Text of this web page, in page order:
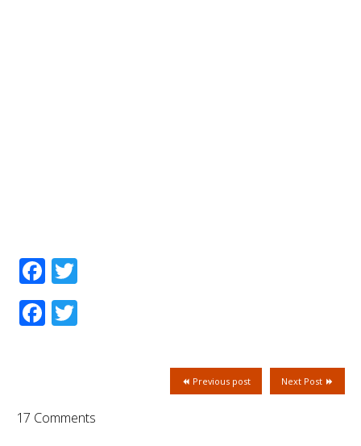
Facebook
Facebook
Next Post
Previous post
17 Comments